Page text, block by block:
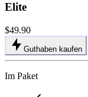
Elite
$49.90
Guthaben kaufen
Im Paket